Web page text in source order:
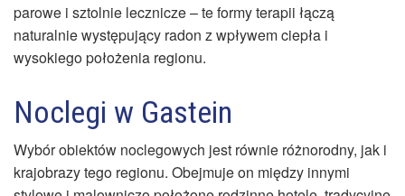
parowe i sztolnie lecznicze – te formy terapii łączą
naturalnie występujący radon z wpływem ciepła i
wysokiego położenia regionu.
Noclegi w Gastein
Wybór obiektów noclegowych jest równie różnorodny, jak i
krajobrazy tego regionu. Obejmuje on między innymi